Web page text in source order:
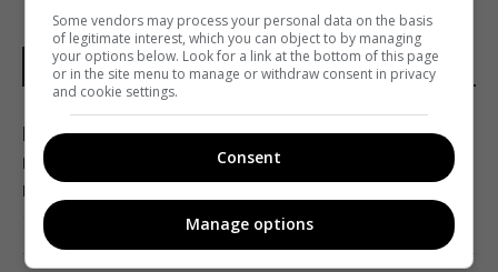
НОВОСТИ УКРАИНЫ
РФ готовит масштабные удары по Киеву
перед 24 августа: в ISW раскрыли цели
врага
10:21 воскресенье, 09 августа 2026
Some vendors may process your personal data on the basis
of legitimate interest, which you can object to by managing
your options below. Look for a link at the bottom of this page
or in the site menu to manage or withdraw consent in privacy
and cookie settings.
Consent
Manage options